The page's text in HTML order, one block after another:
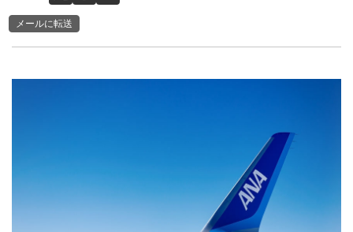
メールに転送